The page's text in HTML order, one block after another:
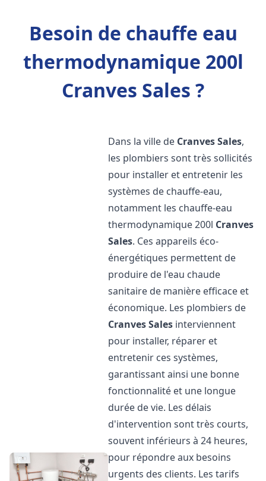
Besoin de chauffe eau
thermodynamique 200l
Cranves Sales ?
Dans la ville de Cranves Sales,
les plombiers sont très sollicités
pour installer et entretenir les
systèmes de chauffe-eau,
notamment les chauffe-eau
thermodynamique 200l Cranves
Sales. Ces appareils éco-
énergétiques permettent de
produire de l'eau chaude
sanitaire de manière efficace et
économique. Les plombiers de
Cranves Sales interviennent
pour installer, réparer et
entretenir ces systèmes,
garantissant ainsi une bonne
fonctionnalité et une longue
durée de vie. Les délais
d'intervention sont très courts,
souvent inférieurs à 24 heures,
pour répondre aux besoins
urgents des clients. Les tarifs